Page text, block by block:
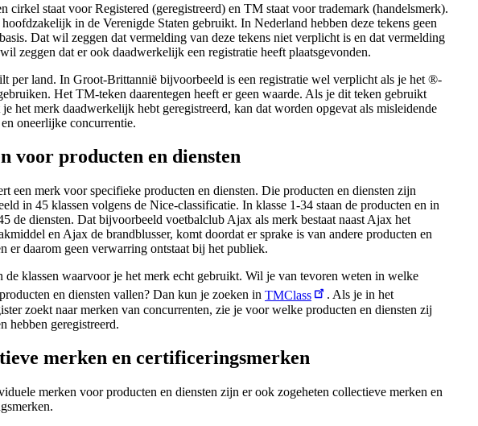
cirkel staat voor Registered (geregistreerd) en TM staat voor trademark (handelsmerk).
in de Verenigde Staten gebruikt. In Nederland hebben deze tekens geen
Dat wil zeggen dat vermelding van deze tekens niet verplicht is en dat vermelding
zeggen dat er ook daadwerkelijk een registratie heeft plaatsgevonden.
per land. In Groot-Brittannië bijvoorbeeld is een registratie wel verplicht als je het ®-
Het TM-teken daarentegen heeft er geen waarde. Als je dit teken gebruikt
je het merk daadwerkelijk hebt geregistreerd, kan dat worden opgevat als misleidende
oneerlijke concurrentie.
voor producten en diensten
een merk voor specifieke producten en diensten. Die producten en diensten zijn
in 45 klassen volgens de Nice-classificatie. In klasse 1-34 staan de producten en in
de diensten. Dat bijvoorbeeld voetbalclub Ajax als merk bestaat naast Ajax het
en Ajax de brandblusser, komt doordat er sprake is van andere producten en
er daarom geen verwarring ontstaat bij het publiek.
de klassen waarvoor je het merk echt gebruikt. Wil je van tevoren weten in welke
en diensten vallen? Dan kun je zoeken in TMClass
. Als je in het
zoekt naar merken van concurrenten, zie je voor welke producten en diensten zij
hebben geregistreerd.
merken en certificeringsmerken
merken voor producten en diensten zijn er ook zogeheten collectieve merken en